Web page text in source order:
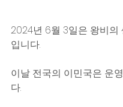
2024년 6월 3일은 왕비의
입니다.
이날 전국의 이민국은 운
다.